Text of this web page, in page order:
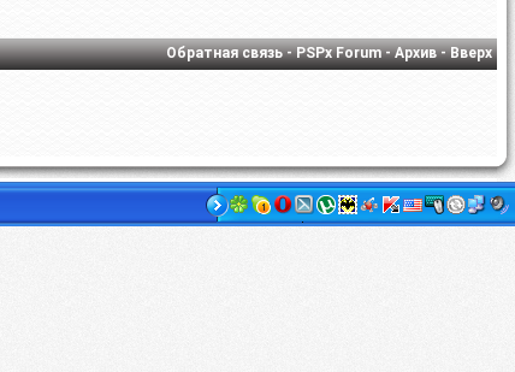
Обратная связь-PSPx Forum-Архив-Вверх